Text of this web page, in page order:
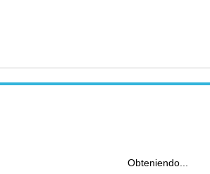
Obteniendo...